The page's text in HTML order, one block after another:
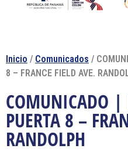
Inicio / Comunicados /
8 – FRANCE FIELD AVE.
COMUNICADO |
PUERTA 8 –
RANDOLPH